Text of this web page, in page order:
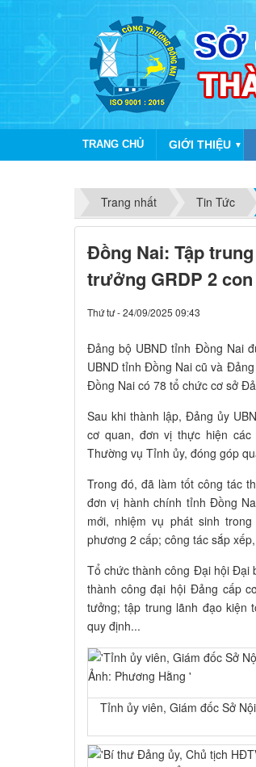
TRANG CHỦ GIỚI THIỆU ▼
Trang nhất
Tin Tức
Đồng Nai: Tập
trưởng GRDP 2
Thứ tư - 24/09/2025 09:43
Đảng bộ UBND tỉnh Đồng Nai
UBND tỉnh Đồng Nai cũ và
Đồng Nai có 78 tổ chức cơ sở
Sau khi thành lập, Đảng ủy
cơ quan, đơn vị thực hiện
Thường vụ Tỉnh ủy, đóng góp
Trong đó, đã làm tốt công tác
đơn vị hành chính tỉnh Đồng
mới, nhiệm vụ phát sinh
phương 2 cấp; công tác sắp
Tổ chức thành công Đại hội Đại
thành công đại hội Đảng cấp
tưởng; tập trung lãnh đạo kiện
quy định...
Tỉnh ủy viên, Giám đốc Sở